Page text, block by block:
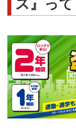
ス』って